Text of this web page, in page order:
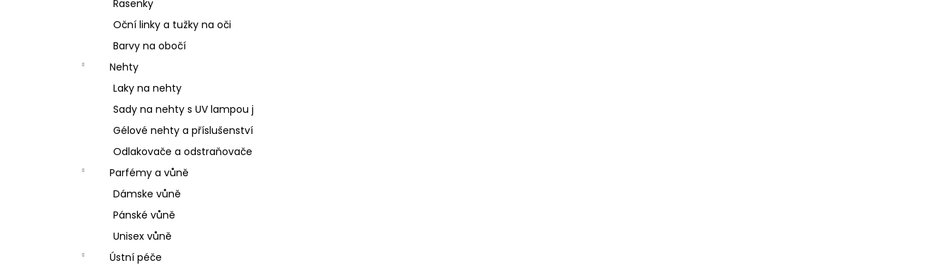
Řasenky
Oční linky a tužky na oči
Barvy na obočí
Nehty
Laky na nehty
Sady na nehty s UV lampou j
Gélové nehty a příslušenství
Odlakovače a odstraňovače
Parfémy a vůně
Dámske vůně
Pánské vůně
Unisex vůně
Ústní péče